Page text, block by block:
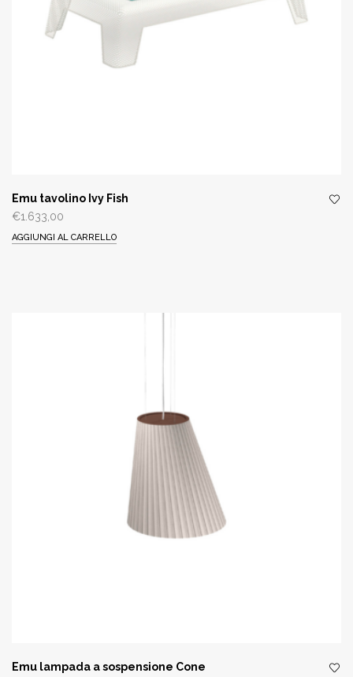
Emu tavolino Ivy Fish
€1.633,00
AGGIUNGI AL CARRELLO
Emu lampada a sospensione Cone